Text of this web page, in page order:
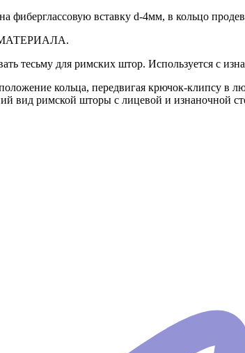
фиберглассовую вставку d-4мм, в кольцо
тесьму для римских штор. Используется с
кольца, передвигая крючок-клипсу в
вид римской шторы с лицевой и изнаночной